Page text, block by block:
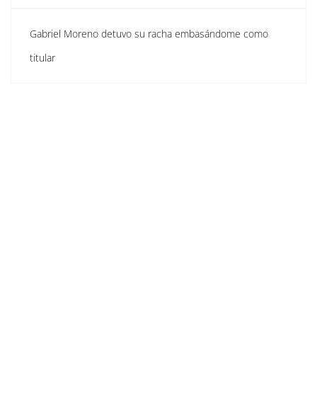
Gabriel Moreno detuvo su racha embasándome como
titular